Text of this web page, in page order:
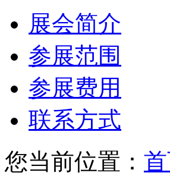
展会简介
参展范围
参展费用
联系方式
您当前位置：